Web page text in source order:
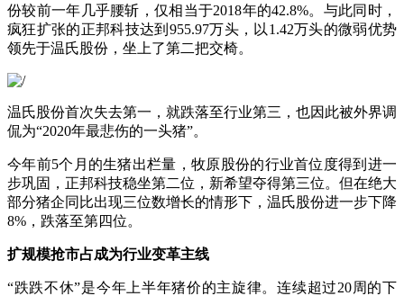
份较前一年几乎腰斩，仅相当于2018年的42.8%。与此同时，
疯狂扩张的正邦科技达到955.97万头，以1.42万头的微弱优势
领先于温氏股份，坐上了第二把交椅。
温氏股份首次失去第一，就跌落至行业第三，也因此被外界调
侃为“2020年最悲伤的一头猪”。
今年前5个月的生猪出栏量，牧原股份的行业首位度得到进一
步巩固，正邦科技稳坐第二位，新希望夺得第三位。但在绝大
部分猪企同比出现三位数增长的情形下，温氏股份进一步下降
8%，跌落至第四位。
扩规模抢市占成为行业变革主线
“跌跌不休”是今年上半年猪价的主旋律。连续超过20周的下